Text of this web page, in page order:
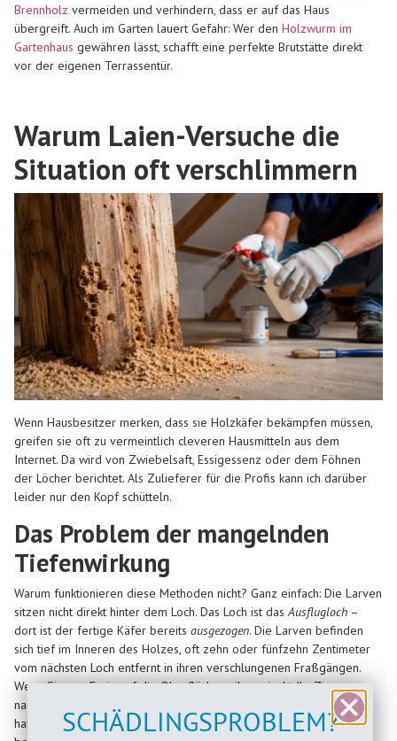
Brennholz vermeiden und verhindern, dass er auf das Haus
übergreift. Auch im Garten lauert Gefahr: Wer den Holzwurm im
Gartenhaus gewähren lässt, schafft eine perfekte Brutstätte direkt
vor der eigenen Terrassentür.
Warum Laien-Versuche die
Situation oft verschlimmern
Wenn Hausbesitzer merken, dass sie Holzkäfer bekämpfen müssen,
greifen sie oft zu vermeintlich cleveren Hausmitteln aus dem
Internet. Da wird von Zwiebelsaft, Essigessenz oder dem Föhnen
der Löcher berichtet. Als Zulieferer für die Profis kann ich darüber
leider nur den Kopf schütteln.
Das Problem der mangelnden
Tiefenwirkung
Warum funktionieren diese Methoden nicht? Ganz einfach: Die Larven
sitzen nicht direkt hinter dem Loch. Das Loch ist dasAusflugloch –
dort ist der fertige Käfer bereits ausgezogen. Die Larven befinden
sich tief im Inneren des Holzes, oft zehn oder fünfzehn Zentimeter
vom nächsten Loch entfernt in ihren verschlungenen Fraßgängen.
Wenn Sie nun Essig auf die Oberfläche reiben, riecht Ihr Zimmer
nach Salat, aber die Larve im Inneren frisst ungestört weiter. Sie
haben wertvolle Zeit verloren, in der Sie effektiv die Holzkäfer
SCHÄDLINGSPROBLEM?